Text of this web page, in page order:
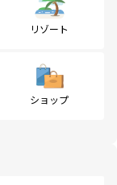
リゾート
ショップ